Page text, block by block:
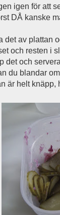
igen för att
DÅ kanske
det av plattan
och resten i
det och
du blandar
är helt